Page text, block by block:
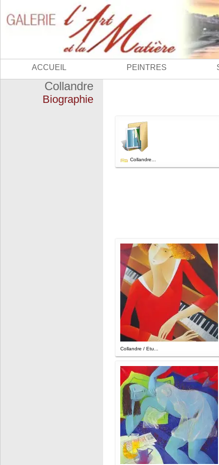
ACCUEIL PEINTRES
Collandre
Biographie
Collandre...
Collandre / Etu...